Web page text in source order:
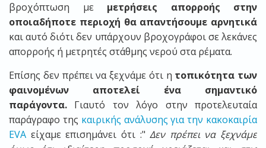
βροχόπτωση με μετρήσεις απορροής στην
οποιαδήποτε περιοχή θα απαντήσουμε αρνητικά
και αυτό διότι δεν υπάρχουν βροχογράφοι σε λεκάνες
απορροής ή μετρητές στάθμης νερού στα ρέματα.
Επίσης δεν πρέπει να ξεχνάμε ότι η τοπικότητα των
φαινομένων αποτελεί ένα σημαντικό
παράγοντα. Γιαυτό τον λόγο στην προτελευταία
παράγραφο της καιρικής ανάλυσης για την κακοκαιρία
EVA είχαμε επισημάνει ότι :"Δεν πρέπει να ξεχνάμε